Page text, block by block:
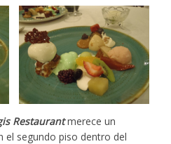
Restaurant merece un
segundo piso dentro del